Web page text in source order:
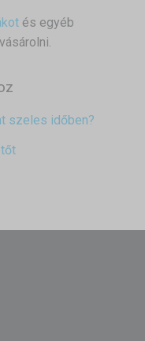
és egyéb
szeles időben?